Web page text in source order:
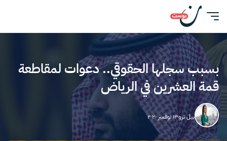
بسبب سجلها الحقوقي.. دعوات لمقاطعة
قمة العشرين في الرياض
بيل ترو١٣ نوفمبر ٢٠٢٠